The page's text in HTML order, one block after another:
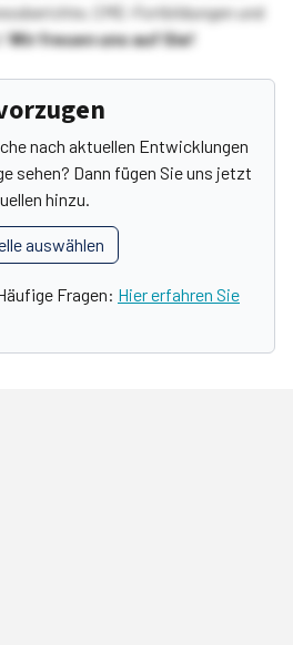
CME-Fortbildungen und
Wir freuen uns auf Sie!
nach aktuellen Entwicklungen
sehen? Dann fügen Sie uns jetzt
hinzu.
auswählen
Fragen: Hier erfahren Sie